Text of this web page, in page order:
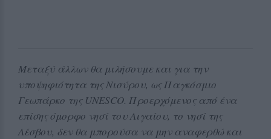
Μεταξύ άλλων θα μιλήσουμε και για την
υποψηφιότητα της Νισύρου, ως Παγκόσμιο
Γεωπάρκο της UNESCO. Προερχόμενος από ένα
επίσης όμορφο νησί του Αιγαίου, το νησί της
Λέσβου, δεν θα μπορούσα να μην αναφερθώ και